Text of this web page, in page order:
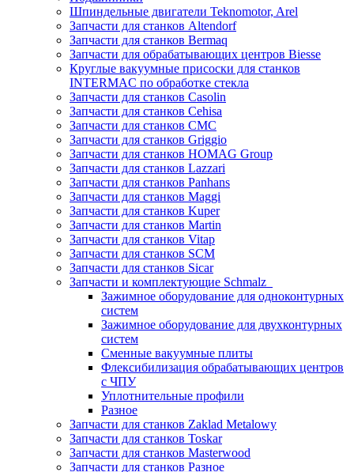
Шпиндельные двигатели Teknomotor, Arel
Запчасти для станков Altendorf
Запчасти для станков Bermaq
Запчасти для обрабатывающих центров Biesse
Круглые вакуумные присоски для станков
INTERMAC по обработке стекла
Запчасти для станков Casolin
Запчасти для станков Cehisa
Запчасти для станков CMC
Запчасти для станков Griggio
Запчасти для станков HOMAG Group
Запчасти для станков Lazzari
Запчасти для станков Panhans
Запчасти для станков Maggi
Запчасти для станков Kuper
Запчасти для станков Martin
Запчасти для станков Vitap
Запчасти для станков SCM
Запчасти для станков Sicar
Запчасти и комплектующие Schmalz
Зажимное оборудование для одноконтурных
систем
Зажимное оборудование для двухконтурных
систем
Сменные вакуумные плиты
Флексибилизация обрабатывающих центров
с ЧПУ
Уплотнительные профили
Разное
Запчасти для станков Zaklad Metalowy
Запчасти для станков Toskar
Запчасти для станков Masterwood
Запчасти для станков Разное